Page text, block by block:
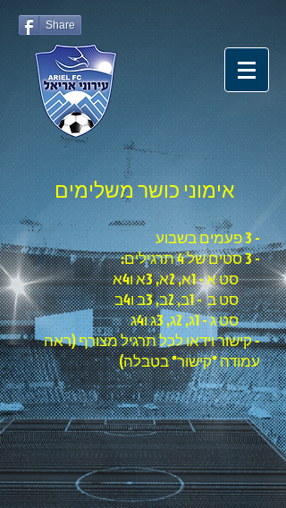
Share
אימוני כושר משלימים
- 3 פעמים בשבוע
- 3 סטים של 4 תרגילים:
סט א - 1א, 2א, 3א ו4א
סט ב - 1ב, 2ב, 3ב ו4ב
סט ג - 1ג, 2ג, 3ג ו4ג
- קישור וידאו לכל תרגיל מצורף (ראה
עמודה "קישור" בטבלה)